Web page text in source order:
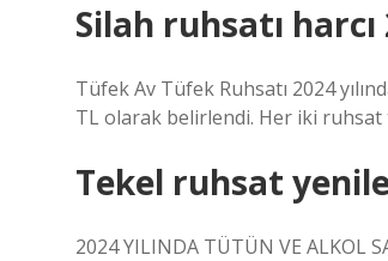
Silah ruhsatı
Tüfek Av Tüfek Ruhsatı 2024
TL olarak belirlendi. Her iki ruhsat
Tekel ruhsat
2024 YILINDA TÜTÜN VE ALKOL